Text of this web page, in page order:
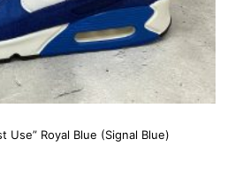
Royal Blue (Signal Blue)